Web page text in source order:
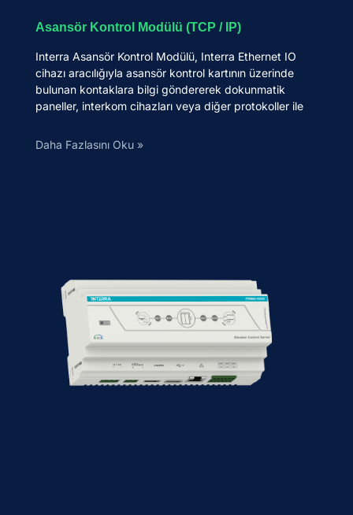
Asansör Kontrol Modülü (TCP / IP)
Interra Asansör Kontrol Modülü, Interra Ethernet IO
cihazı aracılığıyla asansör kontrol kartının üzerinde
bulunan kontaklara bilgi göndererek dokunmatik
paneller, interkom cihazları veya diğer protokoller ile
Daha Fazlasını Oku »